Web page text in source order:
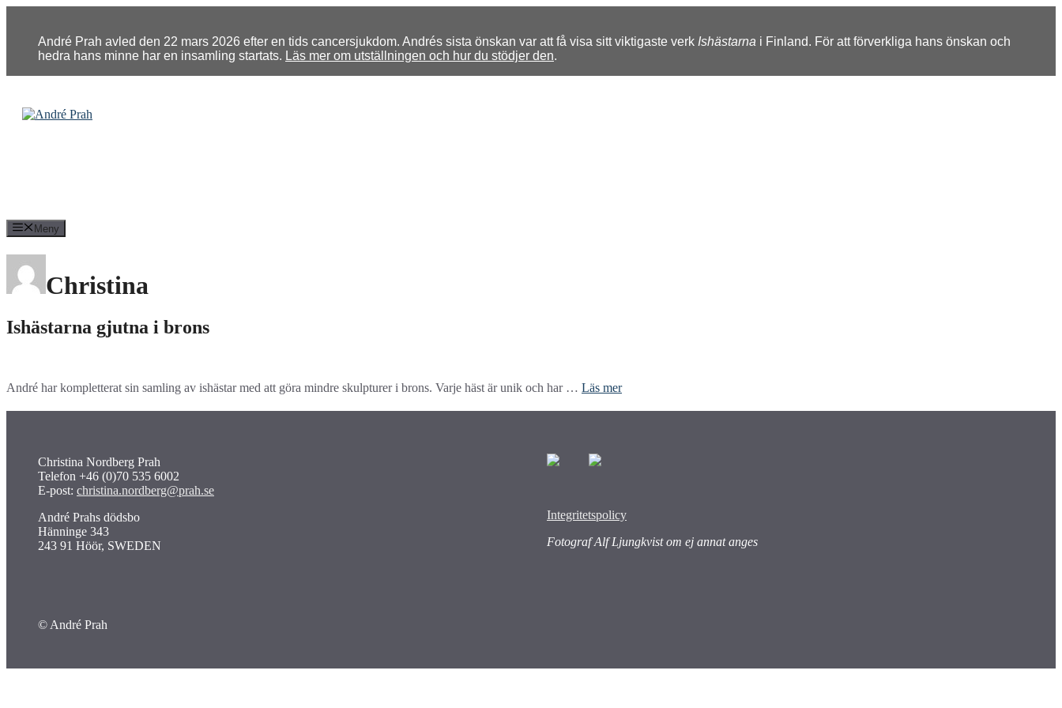
innehållAndré Prah avled den 22 mars 2026 efter en tids cancersjukdom. Andrés sista önskan var att få visa sitt viktigaste verk Ishästarna i Finland. För att förverkliga hans önskan och
hedra hans minne har en insamling startats. Läs mer om utställningen och hur du stödjer den.
Meny
Christina
Ishästarna gjutna i brons
André har kompletterat sin samling av ishästar med att göra mindre skulpturer i brons. Varje häst är unik och har … Läs mer
Christina Nordberg Prah
Telefon +46 (0)70 535 6002
E-post: christina.nordberg@prah.se
André Prahs dödsbo
Hänninge 343
243 91 Höör, SWEDEN
Integritetspolicy
Fotograf Alf Ljungkvist om ej annat anges
© André Prah